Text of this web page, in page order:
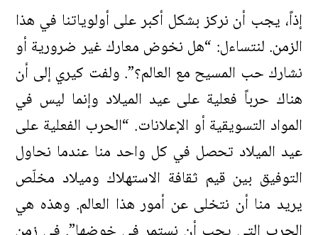
إذاً، يجب أن نركز بشكل أكبر على أولوياتنا في هذا
الزمن. لنتساءل: “هل نخوض معارك غير ضرورية أو
نشارك حب المسيح مع العالم؟”. ولفت كيري إلى أن
هناك حرباً فعلية على عيد الميلاد وإنما ليس في
المواد التسويقية أو الإعلانات. “الحرب الفعلية على
عيد الميلاد تحصل في كل واحد منا عندما نحاول
التوفيق بين قيم ثقافة الاستهلاك وميلاد مخلّص
يريد منا أن نتخلى عن أمور هذا العالم. وهذه هي